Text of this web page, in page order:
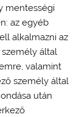
mentességi
az egyéb
alkalmazni az
által
valamint
személy által
után